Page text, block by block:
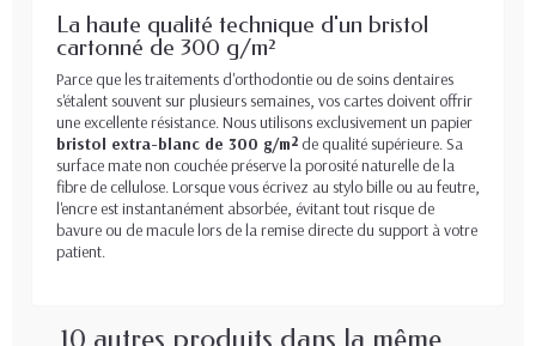
La haute qualité technique d'un bristol
cartonné de 300 g/m²
Parce que les traitements d'orthodontie ou de soins dentaires
s'étalent souvent sur plusieurs semaines, vos cartes doivent offrir
une excellente résistance. Nous utilisons exclusivement un papier
bristol extra-blanc de 300 g/m² de qualité supérieure. Sa
surface mate non couchée préserve la porosité naturelle de la
fibre de cellulose. Lorsque vous écrivez au stylo bille ou au feutre,
l'encre est instantanément absorbée, évitant tout risque de
bavure ou de macule lors de la remise directe du support à votre
patient.
10 autres produits dans la même